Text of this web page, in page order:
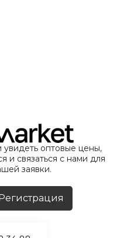
увидеть оптовые цены,
и связаться с нами для
заявки.